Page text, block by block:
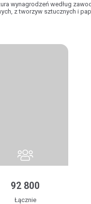
wynagrodzeń według
z tworzyw sztucznych i
92 800
Łącznie